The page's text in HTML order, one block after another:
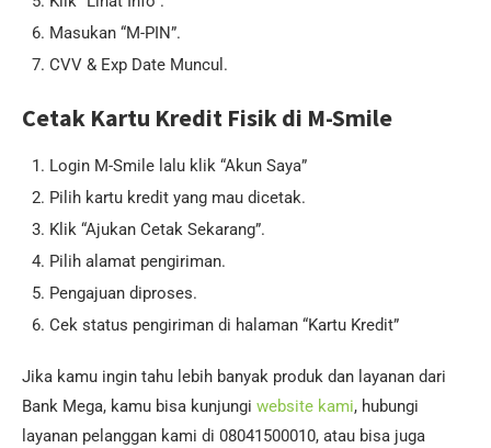
Masukan “M-PIN”.
CVV & Exp Date Muncul.
Cetak Kartu Kredit Fisik di M-Smile
Login M-Smile lalu klik “Akun Saya”
Pilih kartu kredit yang mau dicetak.
Klik “Ajukan Cetak Sekarang”.
Pilih alamat pengiriman.
Pengajuan diproses.
Cek status pengiriman di halaman “Kartu Kredit”
Jika kamu ingin tahu lebih banyak produk dan layanan dari
Bank Mega, kamu bisa kunjungi website kami, hubungi
layanan pelanggan kami di 08041500010, atau bisa juga